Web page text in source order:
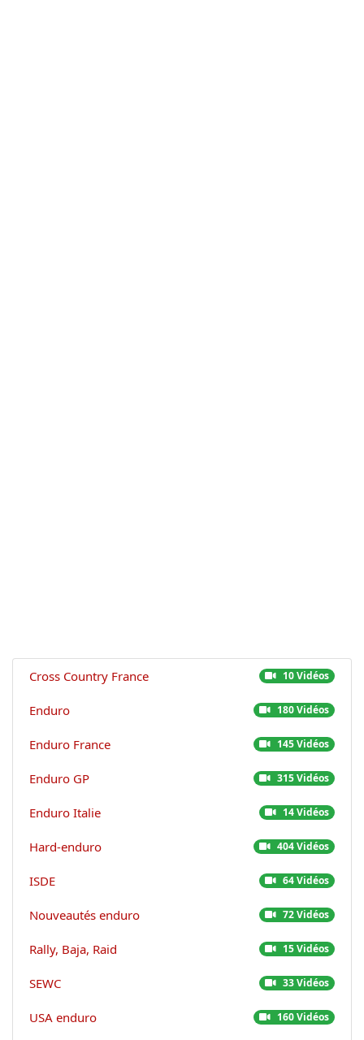
10 Vidéos
Cross Country France
180 Vidéos
Enduro
145 Vidéos
Enduro France
315 Vidéos
Enduro GP
14 Vidéos
Enduro Italie
404 Vidéos
Hard-enduro
64 Vidéos
ISDE
72 Vidéos
Nouveautés enduro
15 Vidéos
Rally, Baja, Raid
33 Vidéos
SEWC
160 Vidéos
USA enduro